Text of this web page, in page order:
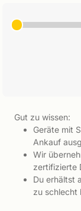
Gut zu wissen:
Geräte mit
Ankauf
Wir
zertifizierte
Du erhältst
zu schlecht